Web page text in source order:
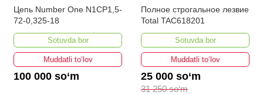
Цепь Number One N1CP1,5-
72-0,325-18
Sotuvda bor
Muddatli to‘lov
100 000 so‘m
Полное строгальное лезвие
Total TAC618201
Sotuvda bor
Muddatli to‘lov
25 000 so‘m
31 250 so‘m